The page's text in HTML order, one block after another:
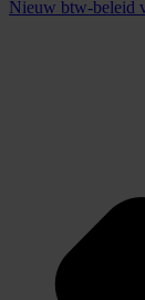
Nieuw btw-beleid